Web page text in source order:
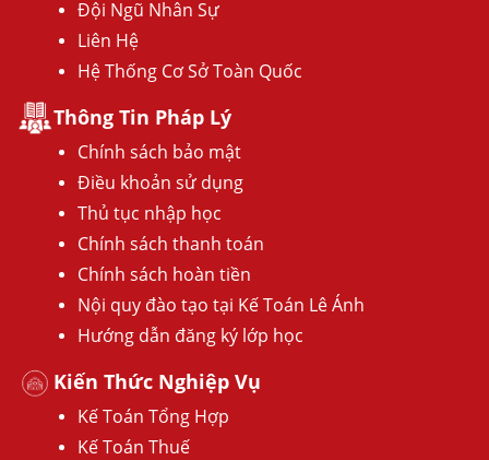
Đội Ngũ Nhân Sự
Liên Hệ
Hệ Thống Cơ Sở Toàn Quốc
Thông Tin Pháp Lý
Chính sách bảo mật
Điều khoản sử dụng
Thủ tục nhập học
Chính sách thanh toán
Chính sách hoàn tiền
Nội quy đào tạo tại Kế Toán Lê Ánh
Hướng dẫn đăng ký lớp học
Kiến Thức Nghiệp Vụ
Kế Toán Tổng Hợp
Kế Toán Thuế